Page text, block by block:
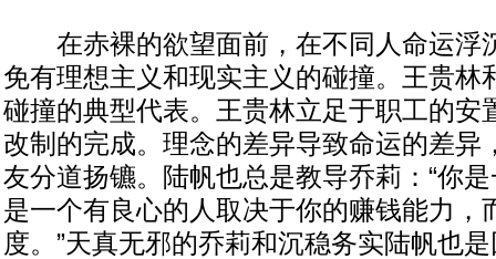
在赤裸的欲望面前，在不同人命运浮
免有理想主义和现实主义的碰撞。王贵林
碰撞的典型代表。王贵林立足于职工的安
改制的完成。理念的差异导致命运的差异
友分道扬镳。陆帆也总是教导乔莉：“你
是一个有良心的人取决于你的赚钱能力，
度。”天真无邪的乔莉和沉稳务实陆帆也